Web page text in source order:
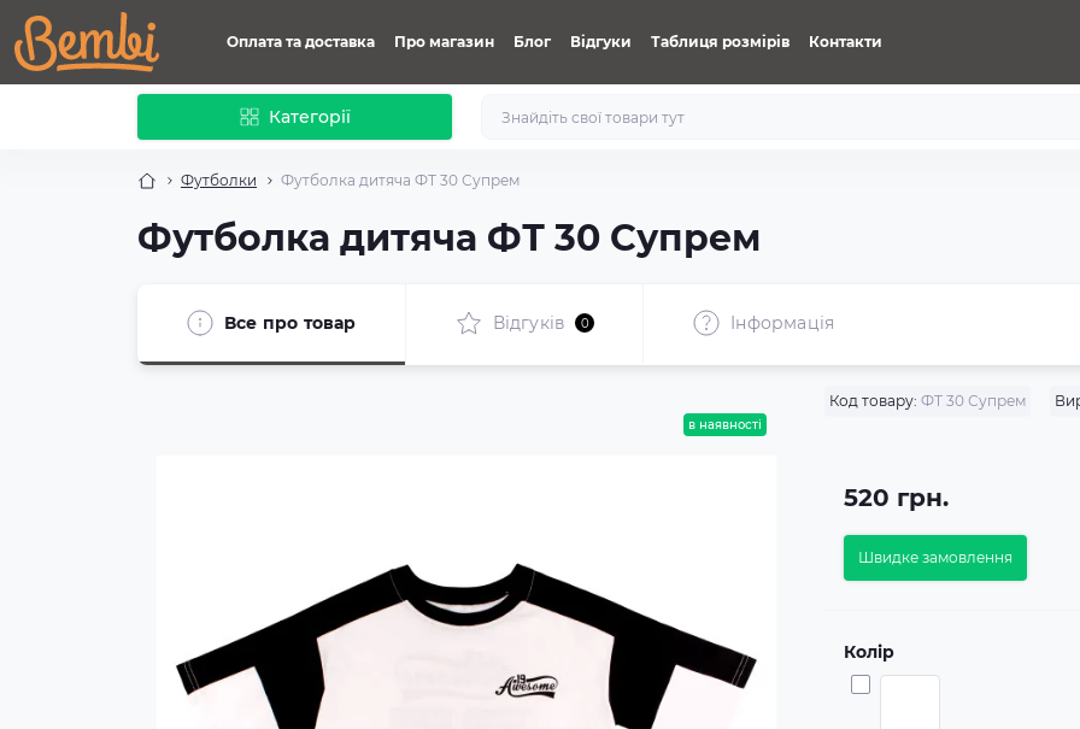
Оплата та доставка Про магазин Блог Відгуки Таблиця розмірів Контакти
Категорії
Футболки Футболка дитяча ФТ 30 Супрем
Футболка дитяча ФТ 30 Супрем
Все про товар Відгуків 0 Iнформація
в наявності
Код товару: ФТ 30 Супрем
520 грн.
Швидке замовлення
Колір